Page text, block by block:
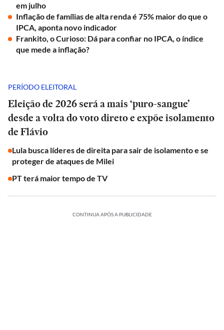
em julho
Inflação de famílias de alta renda é 75% maior do que o
IPCA, aponta novo indicador
Frankito, o Curioso: Dá para confiar no IPCA, o índice
que mede a inflação?
PERÍODO ELEITORAL
Eleição de 2026 será a mais ‘puro-sangue’
desde a volta do voto direto e expõe isolamento
de Flávio
Lula busca líderes de direita para sair de isolamento e se
proteger de ataques de Milei
PT terá maior tempo de TV
CONTINUA APÓS A PUBLICIDADE